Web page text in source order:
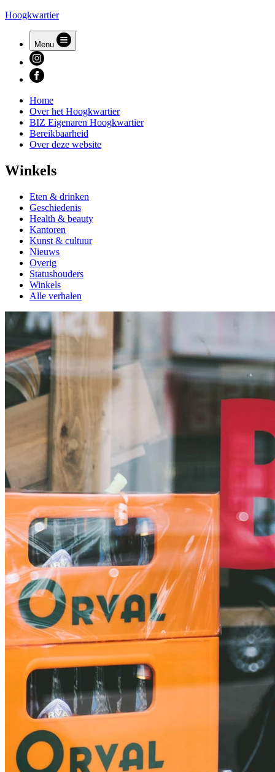
Hoogkwartier
Menu
Home
Over het Hoogkwartier
BIZ Eigenaren Hoogkwartier
Bereikbaarheid
Over deze website
Winkels
Eten & drinken
Geschiedenis
Health & beauty
Kantoren
Kunst & cultuur
Nieuws
Overig
Statushouders
Winkels
Alle verhalen